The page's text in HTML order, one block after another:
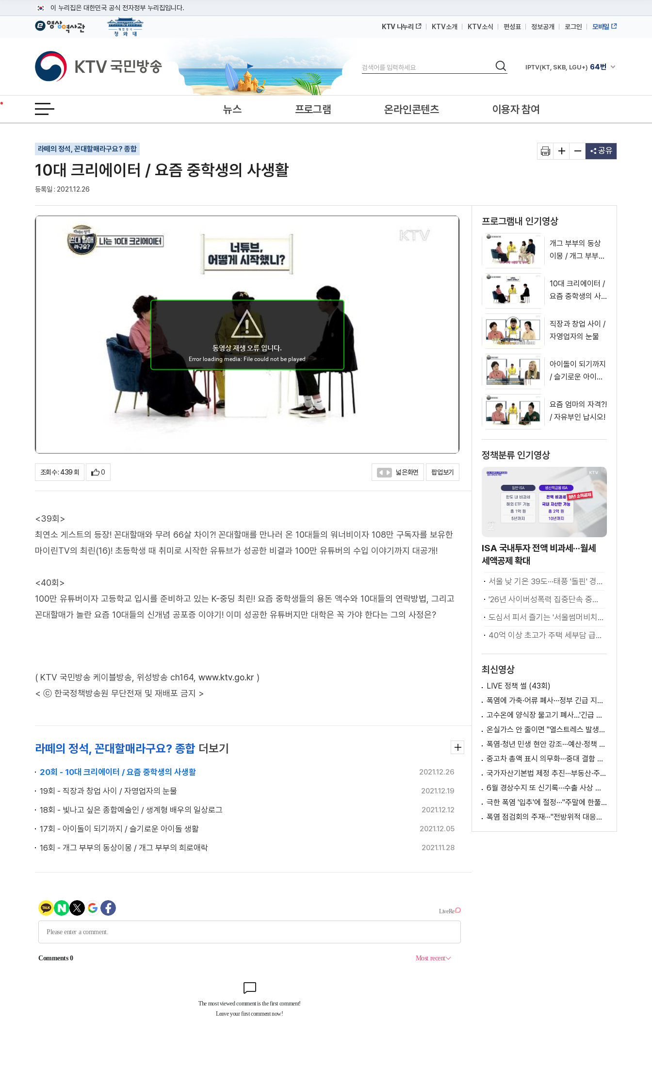
이 누리집은 대한민국 공식 전자정부 누리집입니다.
공식 누리집 주소 확인하기
이밖에 or.kr 또는 .kr등 다른 도메인 주소를 사용하고 있다면 아래 URL에서 도메인 주소를 확인해 보세요
운영중인 공식 누리집보기
KTV 나누리 KTV소개 KTV소식 편성표 정보공개 로그인 모바일
KTV국민방송
검색
검색 채널안내 펼쳐
IPTV(KT, SKB, LGU+) 64번
IPTV(KT, SKB, LGU+)
전체메뉴 열기 뉴스 프로그램 온라인콘텐츠 이용자 참여
라떼의 정석, 꼰대할매라구요? 종합
10대 크리에이터 / 요즘 중학생의 사생활
등록일 : 2021.12.26
기사인쇄
글자확대
글자축소 공유
조회수 : 439 회 0 넓은화면 팝업보기
<39회>
최연소 게스트의 등장! 꼰대할매와 무려 66살 차이?! 꼰대할매를 만나러 온 10대들의 워너비이자 108만 구독자를 보유한
마이린TV의 최린(16)! 초등학생 때 취미로 시작한 유튜브가 성공한 비결과 100만 유튜버의 수입 이야기까지 대공개!
<40회>
100만 유튜버이자 고등학교 입시를 준비하고 있는 K-중딩 최린! 요즘 중학생들의 용돈 액수와 10대들의 연락방법, 그리고
꼰대할매가 놀란 요즘 10대들의 신개념 공포증 이야기! 이미 성공한 유튜버지만 대학은 꼭 가야 한다는 그의 사정은?
( KTV 국민방송 케이블방송, 위성방송 ch164, www.ktv.go.kr )
< ⓒ 한국정책방송원 무단전재 및 재배포 금지 >
라떼의 정석, 꼰대할매라구요? 종합 더보기
20회 - 10대 크리에이터 / 요즘 중학생의 사생활 2021.12.26
19회 - 직장과 창업 사이 / 자영업자의 눈물 2021.12.19
18회 - 빛나고 싶은 종합예술인 / 생계형 배우의 일상로그 2021.12.12
17회 - 아이돌이 되기까지 / 슬기로운 아이돌 생활 2021.12.05
16회 - 개그 부부의 동상이몽 / 개그 부부의 희로애락 2021.11.28
프로그램내 인기영상
개그 부부의 동상
이몽 / 개그 부부의
10대 크리에이터 /
요즘 중학생의 사
직장과 창업 사이 /
자영업자의 눈물
아이돌이 되기까지
/ 슬기로운 아이돌
요즘 엄마의 자격?!
/ 자유부인 납시오!
정책분류 인기영상
ISA 국내투자 전액 비과세···월세
세액공제 확대
서울 낮 기온 39도···태풍 '돌핀' 경로 변수
'26년 사이버성폭력 집중단속 중간성과 발표···향후 추진계획은?
도심서 피서 즐기는 '서울썸머비치' 인기몰이
40억 이상 초고가 주택 세부담 급증···실수요자 보호 강화
최신영상
LIVE 정책 썰 (43회)
폭염에 가축·어류 폐사···정부 긴급 지원책 마련
고수온에 양식장 물고기 폐사...'긴급 방류' 지원
온실가스 안 줄이면 "열스트레스 발생일 29배 증가"
폭염·청년 민생 현안 강조···예산·정책 방향 제시
중고차 총액 표시 의무화···중대 결함 시 '계약 해제'
국가자산기본법 제정 추진···부동산·주식 등 통합 관리
6월 경상수지 또 신기록···수출 사상 첫 1천억 달러
극한 폭염 '입추'에 절정···"주말에 한풀 꺾인다"
폭염 점검회의 주재···"전방위적 대응체계 가동"